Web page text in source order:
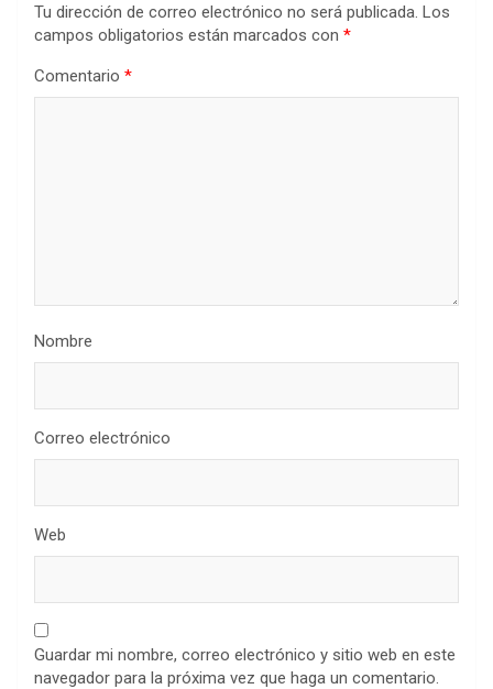
Tu dirección de correo electrónico no será publicada. Los
campos obligatorios están marcados con *
Comentario *
Nombre
Correo electrónico
Web
Guardar mi nombre, correo electrónico y sitio web en este
navegador para la próxima vez que haga un comentario.